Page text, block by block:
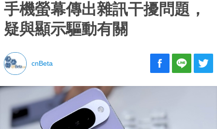
手機螢幕傳出雜訊干擾問題，
疑與顯示驅動有關
cnBeta